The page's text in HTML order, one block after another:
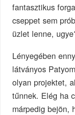
fantasztikus
cseppet sem
üzlet lenne,
Lényegében
látványos
olyan projektet,
tűnnek. Elég ha
márpedig bejön,